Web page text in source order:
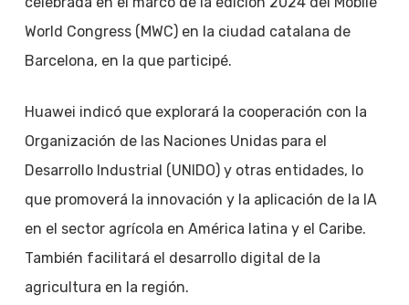
World Congress (MWC) en la ciudad catalana de
Barcelona, en la que participé.
Huawei indicó que explorará la cooperación con la
Organización de las Naciones Unidas para el
Desarrollo Industrial (UNIDO) y otras entidades, lo
que promoverá la innovación y la aplicación de la IA
en el sector agrícola en América latina y el Caribe.
También facilitará el desarrollo digital de la
agricultura en la región.